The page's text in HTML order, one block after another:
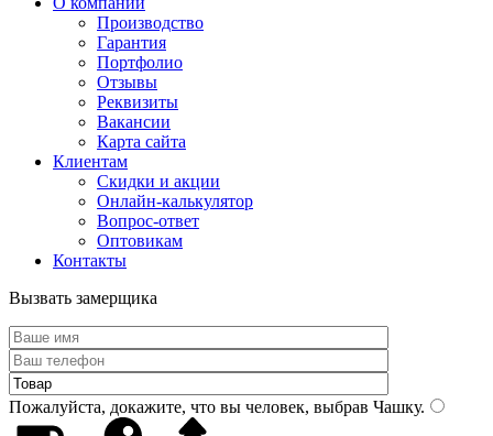
Производство
Гарантия
Портфолио
Отзывы
Реквизиты
Вакансии
Карта сайта
Клиентам
Скидки и акции
Онлайн-калькулятор
Вопрос-ответ
Оптовикам
Контакты
Вызвать замерщика
Пожалуйста, докажите, что вы человек, выбрав Чашку.